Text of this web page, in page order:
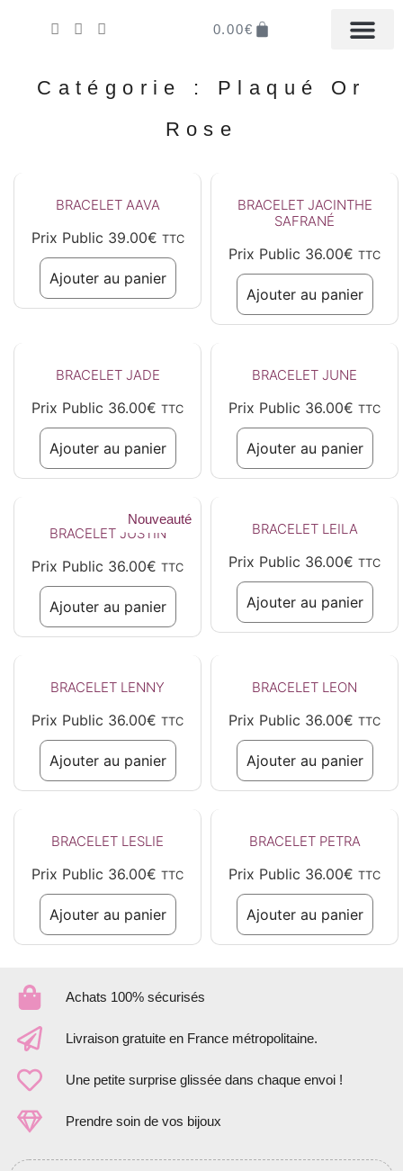
0.00€
Catégorie : Plaqué Or
Rose
BRACELET AAVA
Prix Public 39.00€ TTC
Ajouter au panier
BRACELET JACINTHE
SAFRANÉ
Prix Public 36.00€ TTC
Ajouter au panier
BRACELET JADE
Prix Public 36.00€ TTC
Ajouter au panier
BRACELET JUNE
Prix Public 36.00€ TTC
Ajouter au panier
Nouveauté
BRACELET JUSTIN
Prix Public 36.00€ TTC
Ajouter au panier
BRACELET LEILA
Prix Public 36.00€ TTC
Ajouter au panier
BRACELET LENNY
Prix Public 36.00€ TTC
Ajouter au panier
BRACELET LEON
Prix Public 36.00€ TTC
Ajouter au panier
BRACELET LESLIE
Prix Public 36.00€ TTC
Ajouter au panier
BRACELET PETRA
Prix Public 36.00€ TTC
Ajouter au panier
Achats 100% sécurisés
Livraison gratuite en France métropolitaine.
Une petite surprise glissée dans chaque envoi !
Prendre soin de vos bijoux